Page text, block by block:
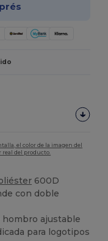
el color de la imagen del
del producto.
600D
con doble
hombro ajustable
para logotipos